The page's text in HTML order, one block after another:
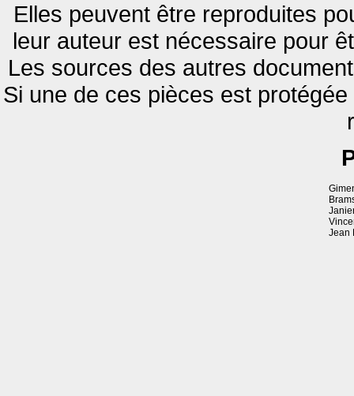
Elles peuvent être reproduites
leur auteur est nécessaire pour
Les sources des autres
Si une de ces pièces est
Jean